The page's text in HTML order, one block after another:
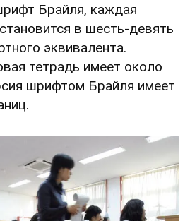
Брайля, каждая
в шесть-девять
эквивалента.
тетрадь имеет около
шрифтом Брайля имеет